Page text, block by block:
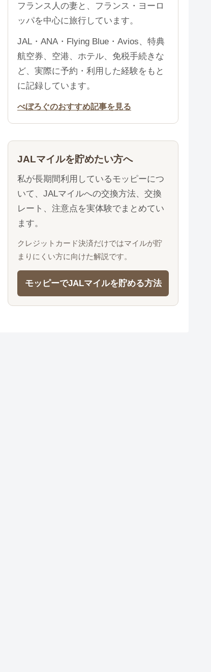
フランス人の妻と、フランス・ヨーロ
ッパを中心に旅行しています。
JAL・ANA・Flying Blue・Avios、特典
航空券、空港、ホテル、免税手続きな
ど、実際に予約・利用した経験をもと
に記録しています。
べぼろぐのおすすめ記事を見る
JALマイルを貯めたい方へ
私が長期間利用しているモッピーにつ
いて、JALマイルへの交換方法、交換
レート、注意点を実体験でまとめてい
ます。
クレジットカード決済だけではマイルが貯
まりにくい方に向けた解説です。
モッピーでJALマイルを貯める方法